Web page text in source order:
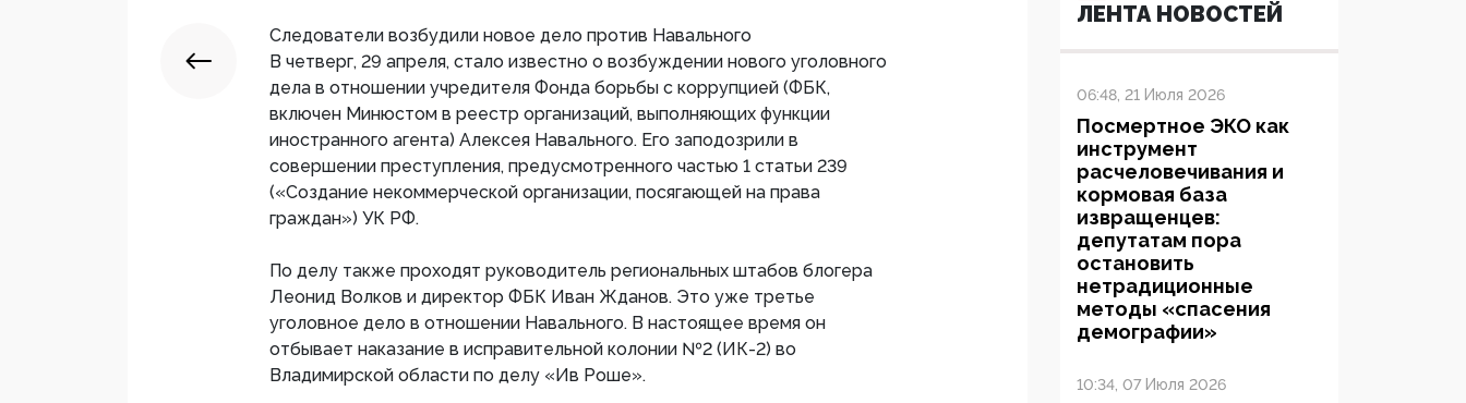
Следователи возбудили новое дело против Навального
В четверг, 29 апреля, стало известно о возбуждении нового уголовного
дела в отношении учредителя Фонда борьбы с коррупцией (ФБК,
включен Минюстом в реестр организаций, выполняющих функции
иностранного агента) Алексея Навального. Его заподозрили в
совершении преступления, предусмотренного частью 1 статьи 239
(«Создание некоммерческой организации, посягающей на права
граждан») УК РФ.
По делу также проходят руководитель региональных штабов блогера
Леонид Волков и директор ФБК Иван Жданов. Это уже третье
уголовное дело в отношении Навального. В настоящее время он
отбывает наказание в исправительной колонии №2 (ИК-2) во
Владимирской области по делу «Ив Роше».
ЛЕНТА НОВОСТЕЙ
06:48, 21 Июля 2026
Посмертное ЭКО как
инструмент
расчеловечивания и
кормовая база
извращенцев:
депутатам пора
остановить
нетрадиционные
методы «спасения
демографии»
10:34, 07 Июля 2026